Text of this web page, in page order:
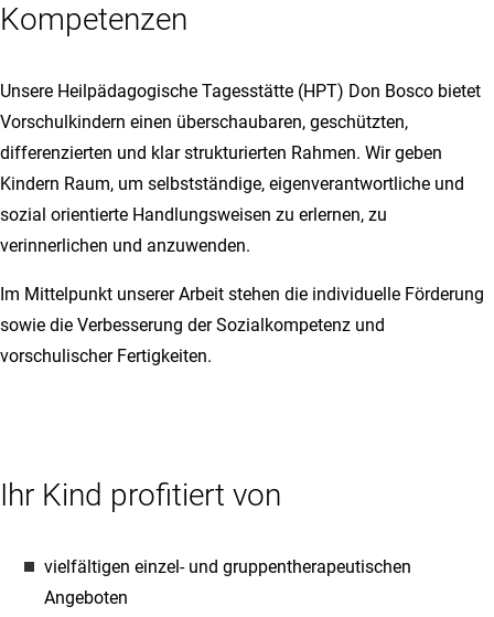
Kompetenzen
Unsere Heilpädagogische Tagesstätte (HPT) Don Bosco bietet
Vorschulkindern einen überschaubaren, geschützten,
differenzierten und klar strukturierten Rahmen. Wir geben
Kindern Raum, um selbstständige, eigenverantwortliche und
sozial orientierte Handlungsweisen zu erlernen, zu
verinnerlichen und anzuwenden.
Im Mittelpunkt unserer Arbeit stehen die individuelle Förderung
sowie die Verbesserung der Sozialkompetenz und
vorschulischer Fertigkeiten.
Ihr Kind profitiert von
vielfältigen einzel- und gruppentherapeutischen
Angeboten